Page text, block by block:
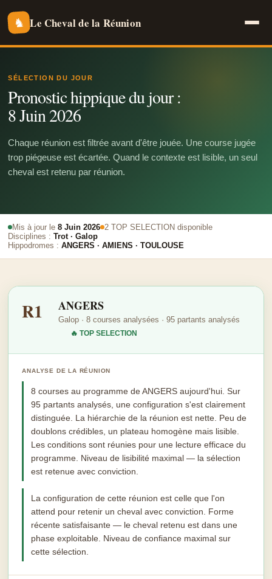
♞ Le Cheval de la Réunion
SÉLECTION DU JOUR
Pronostic hippique du jour :
8 Juin 2026
Chaque réunion est filtrée avant d'être jouée. Une course jugée
trop piégeuse est écartée. Quand le contexte est lisible, un seul
cheval est retenu par réunion.
Mis à jour le8 Juin 2026 2 TOP SELECTION disponible
Disciplines :Trot · Galop
Hippodromes :ANGERS · AMIENS · TOULOUSE
R1 ANGERS
Galop · 8 courses analysées · 95 partants analysés
🔥 TOP SELECTION
ANALYSE DE LA RÉUNION
8 courses au programme de ANGERS aujourd'hui. Sur
95 partants analysés, une configuration s'est clairement
distinguée. La hiérarchie de la réunion est nette. Peu de
doublons crédibles, un plateau homogène mais lisible.
Les conditions sont réunies pour une lecture efficace du
programme. Niveau de lisibilité maximal — la sélection
est retenue avec conviction.
La configuration de cette réunion est celle que l'on
attend pour retenir un cheval avec conviction. Forme
récente satisfaisante — le cheval retenu est dans une
phase exploitable. Niveau de confiance maximal sur
cette sélection.